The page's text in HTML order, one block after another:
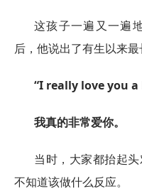
这孩子一遍又一遍
后，他说出了有生以来最
“I really love you a
我真的非常爱你。
当时，大家都抬起
不知道该做什么反应。